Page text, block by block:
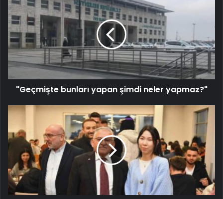
"Geçmişte bunları yapan şimdi neler yapmaz?"